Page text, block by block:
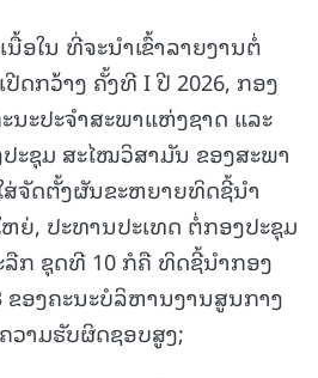
ອໃນ ທີ່ຈະນໍາເຂົ້າລາຍງານຕໍ່
ດກວ້າງ ຄັ້ງທີ I ປີ 2026, ກອງ
ນະປະຈໍາສະພາແຫ່ງຊາດ ແລະ
ະຊຸມ ສະໄໝວິສາມັນ ຂອງສະພາ
ສ່ຈັດຕັ້ງຜັນຂະຫຍາຍທິດຊີ້ນໍາ
ຍ່, ປະທານປະເທດ ຕໍ່ກອງປະຊຸມ
ກ ຊຸດທີ 10 ກໍຄື ທິດຊີ້ນໍາກອງ
ຂອງຄະນະບໍລິຫານງານສູນກາງ
າມຮັບຜິດຊອບສູງ;